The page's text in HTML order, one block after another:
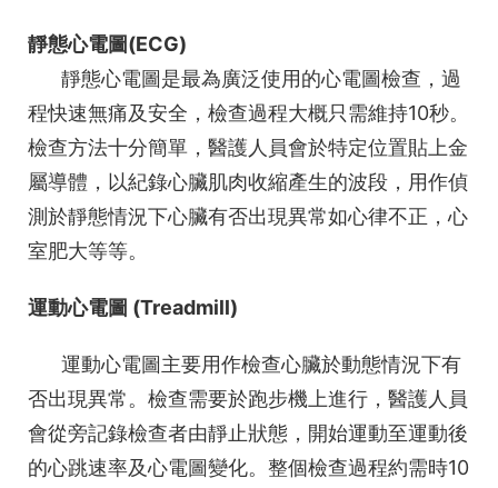
靜態心電圖(ECG)
靜態心電圖是最為廣泛使用的心電圖檢查，過
程快速無痛及安全，檢查過程大概只需維持10秒。
檢查方法十分簡單，醫護人員會於特定位置貼上金
屬導體，以紀錄心臟肌肉收縮產生的波段，用作偵
測於靜態情況下心臟有否出現異常如心律不正，心
室肥大等等。
運動心電圖 (Treadmill)
運動心電圖主要用作檢查心臟於動態情況下有
否出現異常。檢查需要於跑步機上進行，醫護人員
會從旁記錄檢查者由靜止狀態，開始運動至運動後
的心跳速率及心電圖變化。整個檢查過程約需時10